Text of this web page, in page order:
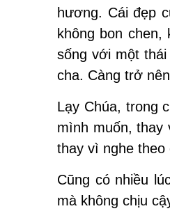
hương. Cái đẹp
không bon chen,
sống với một
cha. Càng trở
Lạy Chúa, trong
mình muốn, thay
thay vì nghe theo
Cũng có nhiều
mà không chịu